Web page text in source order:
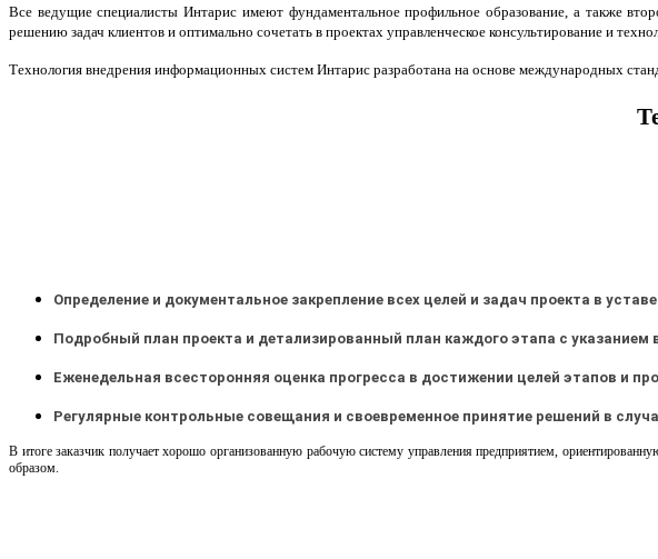
Все ведущие специалисты Интарис имеют фундаментальное профильное образование, а также
решению задач клиентов и оптимально сочетать в проектах управленческое консультирование и
Технология внедрения информационных систем Интарис разработана на основе международных
Определение и документальное закрепление всех целей и задач проекта в
Подробный план проекта и детализированный план каждого этапа с указанием
Еженедельная всесторонняя оценка прогресса в достижении целей этапов и
Регулярные контрольные совещания и своевременное принятие решений в
В итоге заказчик получает хорошо организованную рабочую систему управления предприятием,
образом.